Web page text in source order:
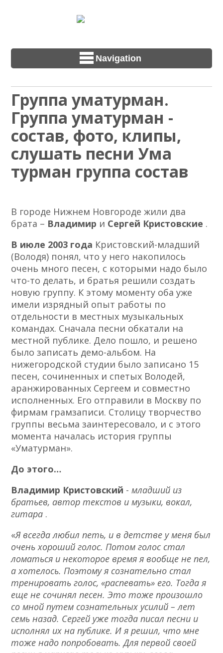
Navigation
Группа уматурман.
Группа уматурман -
состав, фото, клипы,
слушать песни Ума
турман группа состав
В городе Нижнем Новгороде жили два
брата – Владимир и Сергей Кристовские .
В июле 2003 года Кристовский-младший
(Володя) понял, что у него накопилось
очень много песен, с которыми надо было
что-то делать, и братья решили создать
новую группу. К этому моменту оба уже
имели изрядный опыт работы по
отдельности в местных музыкальных
командах. Сначала песни обкатали на
местной публике. Дело пошло, и решено
было записать демо-альбом. На
нижегородской студии было записано 15
песен, сочиненных и спетых Володей,
аранжированных Сергеем и совместно
исполненных. Его отправили в Москву по
фирмам грамзаписи. Столицу творчество
группы весьма заинтересовало, и с этого
момента началась история группы
«Уматурман».
До этого…
Владимир Кристовский -младший из
братьев, автор текстов и музыки, вокал,
гитара .
«Я всегда любил петь, и в детстве у меня был
очень хороший голос. Потом голос стал
ломаться и некоторое время я вообще не пел,
а хотелось. Поэтому я сознательно стал
тренировать голос, «распевать» его. Тогда я
еще не сочинял песен. Это тоже произошло
со мной путем сознательных усилий – лет
семь назад. Сергей уже тогда писал песни и
исполнял их на публике. И я решил, что мне
тоже надо попробовать. Для первой своей